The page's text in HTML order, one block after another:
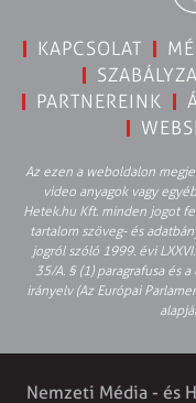
KAPCSOLAT
PARTNEREINK
Az ezen a weboldalon
video anyagok vagy
Hetek.hu Kft. minden jogot
tartalom szöveg- és
jogról szóló 1999. évi
35/A. § (1) paragrafusa és
irányelv (Az Európai
Nemzeti Média - és